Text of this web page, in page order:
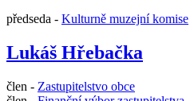
předseda - Kulturně muzejní komise
Lukáš Hřebačka
člen - Zastupitelstvo obce